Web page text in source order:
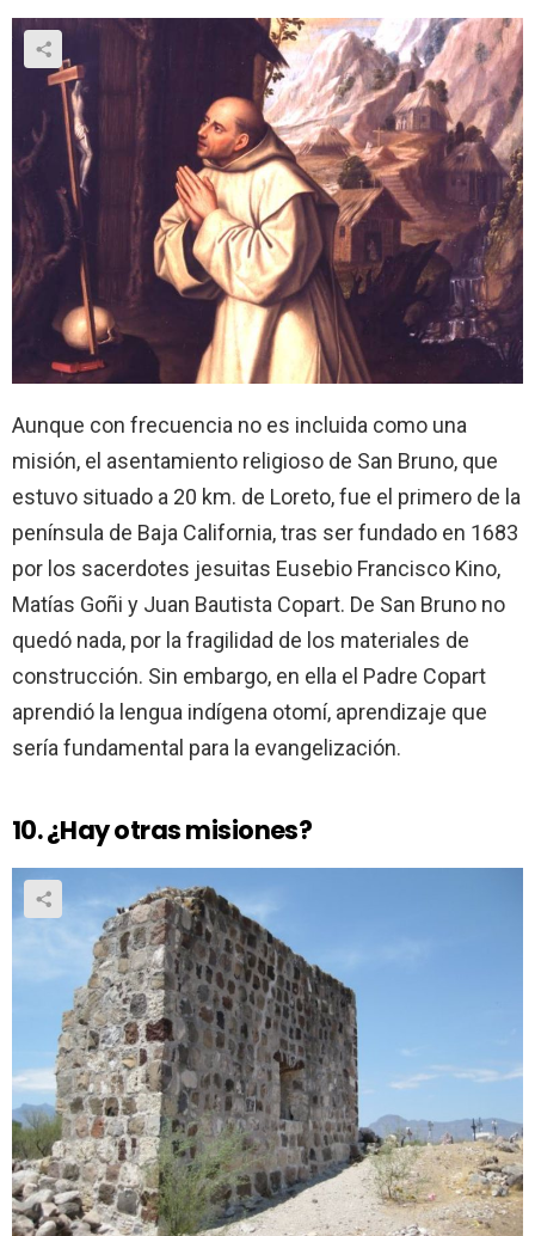
Aunque con frecuencia no es incluida como una
misión, el asentamiento religioso de San Bruno, que
estuvo situado a 20 km. de Loreto, fue el primero de la
península de Baja California, tras ser fundado en 1683
por los sacerdotes jesuitas Eusebio Francisco Kino,
Matías Goñi y Juan Bautista Copart. De San Bruno no
quedó nada, por la fragilidad de los materiales de
construcción. Sin embargo, en ella el Padre Copart
aprendió la lengua indígena otomí, aprendizaje que
sería fundamental para la evangelización.
10. ¿Hay otras misiones?